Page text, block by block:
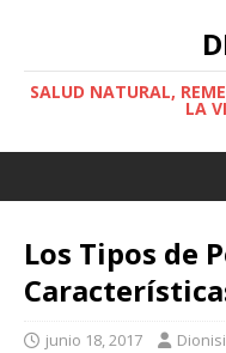
SALUD NATURAL,
LA
Los Tipos de
junio 18, 2017